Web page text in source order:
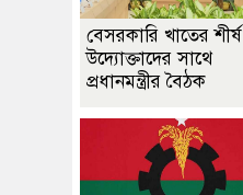
বেসরকারি খাতের শীর্ষ
উদ্যোক্তাদের সাথে
প্রধানমন্ত্রীর বৈঠক